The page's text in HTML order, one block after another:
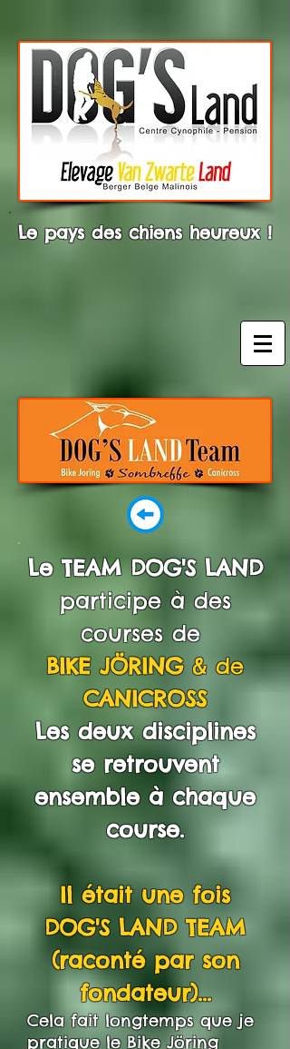
Le pays des chiens heureux !
Le TEAM DOG'S LAND
participe à des
courses de
BIKE JÖRING & de
CANICROSS
Les deux disciplines
se retrouvent
ensemble à chaque
course.
Il était une fois
DOG'S LAND TEAM
(raconté par son
fondateur)...
Cela fait longtemps que je
pratique le Bike Jöring